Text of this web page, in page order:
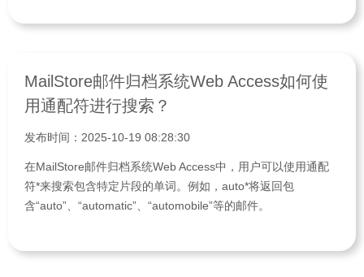
MailStore邮件归档系统Web Access如何使
用通配符进行搜索？
发布时间：2025-10-19 08:28:30
在MailStore邮件归档系统Web Access中，用户可以使用通配
符*来搜索包含特定片段的单词。例如，auto*将返回包
含“auto”、“automatic”、“automobile”等的邮件。